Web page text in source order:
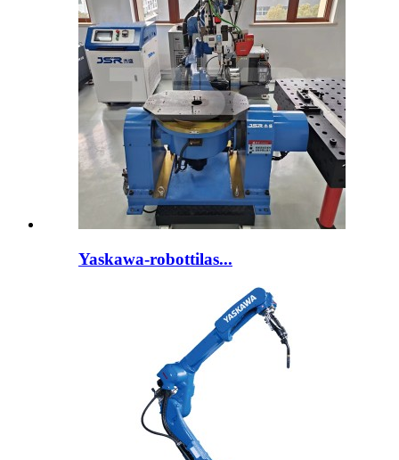
Yaskawa-robottilas...